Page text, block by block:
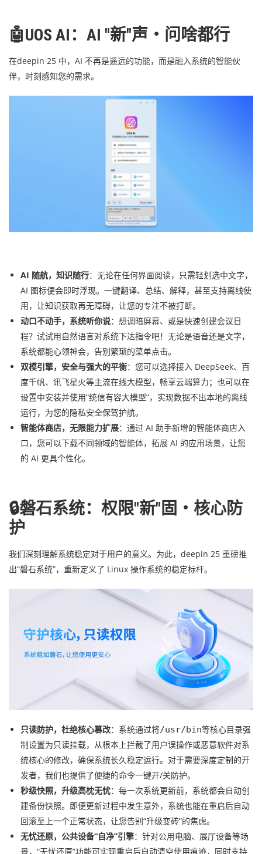
🤖UOS AI：AI "新"声・问啥都行
在deepin 25 中，AI 不再是遥远的功能，而是融入系统的智能伙
伴，时刻感知您的需求。
AI 随航，知识随行：无论在任何界面阅读，只需轻划选中文字，
AI 图标便会即时浮现。一键翻译、总结、解释，甚至支持离线使
用，让知识获取再无障碍，让您的专注不被打断。
动口不动手，系统听你说：想调暗屏幕、或是快速创建会议日
程？试试用自然语言对系统下达指令吧！无论是语音还是文字，
系统都能心领神会，告别繁琐的菜单点击。
双模引擎，安全与强大的平衡：您可以选择接入 DeepSeek、百
度千帆、讯飞星火等主流在线大模型，畅享云端算力；也可以在
设置中安装并使用“统信有容大模型”，实现数据不出本地的离线
运行，为您的隐私安全保驾护航。
智能体商店，无限能力扩展：通过 AI 助手新增的智能体商店入
口，您可以下载不同领域的智能体，拓展 AI 的应用场景，让您
的 AI 更具个性化。
🔒磐石系统：权限"新"固・核心防
护
我们深刻理解系统稳定对于用户的意义。为此，deepin 25 重磅推
出“磐石系统”，重新定义了 Linux 操作系统的稳定标杆。
只读防护，杜绝核心篡改：系统通过将/usr/bin等核心目录强
制设置为只读挂载，从根本上拦截了用户误操作或恶意软件对系
统核心的修改，确保系统长久稳定运行。对于需要深度定制的开
发者，我们也提供了便捷的命令一键开/关防护。
秒级快照，升级高枕无忧：每一次系统更新前，系统都会自动创
建备份快照。即便更新过程中发生意外，系统也能在重启后自动
回滚至上一个正常状态，让您告别“升级变砖”的焦虑。
无忧还原，公共设备“自净”引擎：针对公用电脑、展厅设备等场
景，“无忧还原”功能可实现重启后自动清空使用痕迹，同时支持